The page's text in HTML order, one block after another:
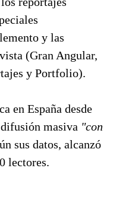
y las
(Gran Angular,
y Portfolio).
en España desde
masiva "con
sus datos, alcanzó
lectores.